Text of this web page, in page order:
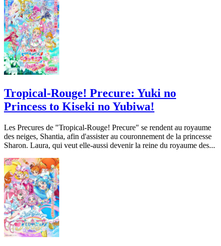
Tropical-Rouge! Precure: Yuki no
Princess to Kiseki no Yubiwa!
Les Precures de "Tropical-Rouge! Precure" se rendent au royaume
des neiges, Shantia, afin d'assister au couronnement de la princesse
Sharon. Laura, qui veut elle-aussi devenir la reine du royaume des...